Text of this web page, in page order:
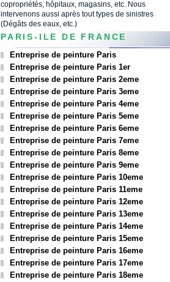
copropriétés, hôpitaux, magasins, etc. Nous
intervenons aussi après tout types de sinistres
(Dégâts des eaux, etc.)
PARIS-ILE DE FRANCE
Entreprise de peinture Paris
Entreprise de peinture Paris 1er
Entreprise de peinture Paris 2eme
Entreprise de peinture Paris 3eme
Entreprise de peinture Paris 4eme
Entreprise de peinture Paris 5eme
Entreprise de peinture Paris 6eme
Entreprise de peinture Paris 7eme
Entreprise de peinture Paris 8eme
Entreprise de peinture Paris 9eme
Entreprise de peinture Paris 10eme
Entreprise de peinture Paris 11eme
Entreprise de peinture Paris 12eme
Entreprise de peinture Paris 13eme
Entreprise de peinture Paris 14eme
Entreprise de peinture Paris 15eme
Entreprise de peinture Paris 16eme
Entreprise de peinture Paris 17eme
Entreprise de peinture Paris 18eme